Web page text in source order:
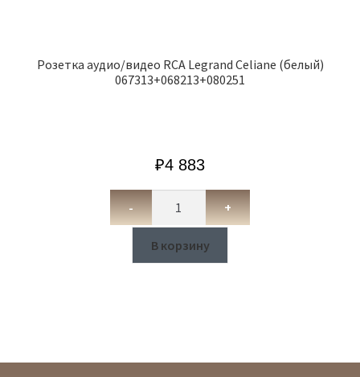
Розетка аудио/видео RCA Legrand Celiane (белый)
067313+068213+080251
₽4 883
- +
В корзину